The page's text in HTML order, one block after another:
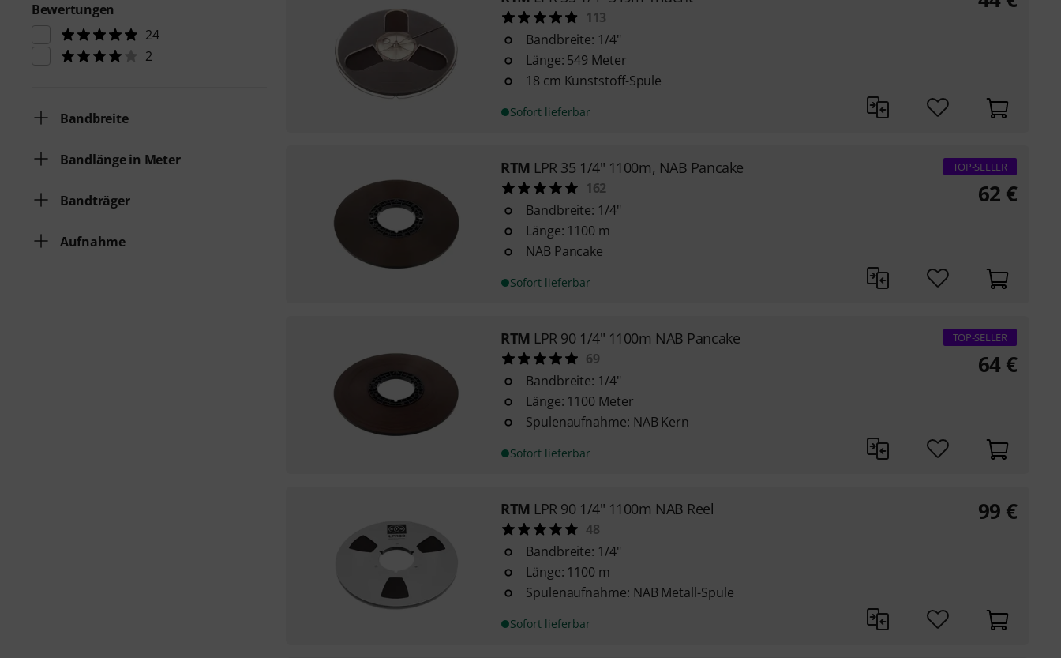
Bewertungen
24
2
Bandbreite
Bandlänge in Meter
Bandträger
Aufnahme
113
Bandbreite: 1/4"
Länge: 549 Meter
18 cm Kunststoff-Spule
Sofort lieferbar
RTM LPR 35 1/4" 1100m, NAB Pancake
162
Bandbreite: 1/4"
Länge: 1100 m
NAB Pancake
Sofort lieferbar
TOP-SELLER
62 €
RTM LPR 90 1/4" 1100m NAB Pancake
69
Bandbreite: 1/4"
Länge: 1100 Meter
Spulenaufnahme: NAB Kern
Sofort lieferbar
TOP-SELLER
64 €
RTM LPR 90 1/4" 1100m NAB Reel
48
Bandbreite: 1/4"
Länge: 1100 m
Spulenaufnahme: NAB Metall-Spule
Sofort lieferbar
99 €